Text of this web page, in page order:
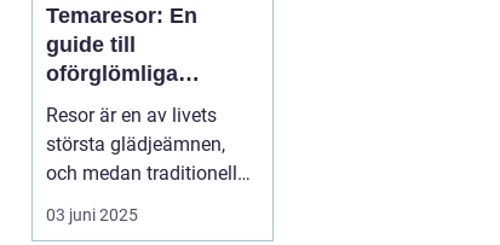
Temaresor: En
guide till
oförglömliga
upplevelser
Resor är en av livets
största glädjeämnen,
och medan traditionella
resor kan bjuda på
avkoppling och vila,
03 juni 2025